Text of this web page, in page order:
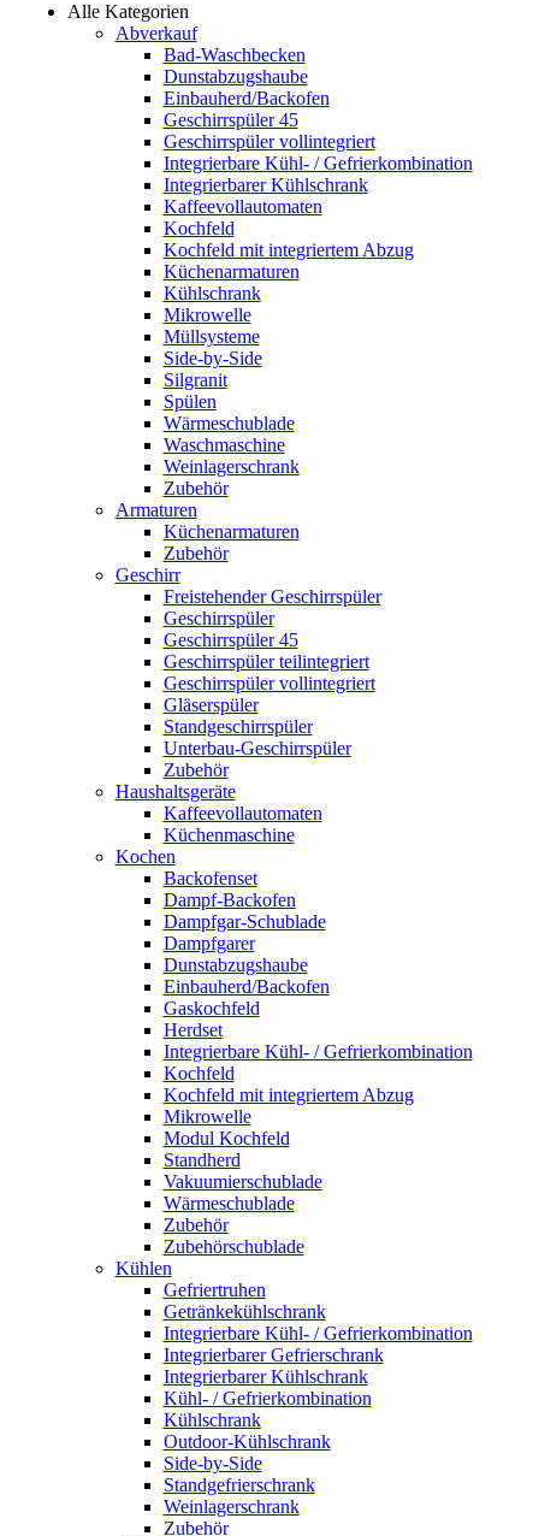
Alle Kategorien
Abverkauf
Bad-Waschbecken
Dunstabzugshaube
Einbauherd/Backofen
Geschirrspüler 45
Geschirrspüler vollintegriert
Integrierbare Kühl- / Gefrierkombination
Integrierbarer Kühlschrank
Kaffeevollautomaten
Kochfeld
Kochfeld mit integriertem Abzug
Küchenarmaturen
Kühlschrank
Mikrowelle
Müllsysteme
Side-by-Side
Silgranit
Spülen
Wärmeschublade
Waschmaschine
Weinlagerschrank
Zubehör
Armaturen
Küchenarmaturen
Zubehör
Geschirr
Freistehender Geschirrspüler
Geschirrspüler
Geschirrspüler 45
Geschirrspüler teilintegriert
Geschirrspüler vollintegriert
Gläserspüler
Standgeschirrspüler
Unterbau-Geschirrspüler
Zubehör
Haushaltsgeräte
Kaffeevollautomaten
Küchenmaschine
Kochen
Backofenset
Dampf-Backofen
Dampfgar-Schublade
Dampfgarer
Dunstabzugshaube
Einbauherd/Backofen
Gaskochfeld
Herdset
Integrierbare Kühl- / Gefrierkombination
Kochfeld
Kochfeld mit integriertem Abzug
Mikrowelle
Modul Kochfeld
Standherd
Vakuumierschublade
Wärmeschublade
Zubehör
Zubehörschublade
Kühlen
Gefriertruhen
Getränkekühlschrank
Integrierbare Kühl- / Gefrierkombination
Integrierbarer Gefrierschrank
Integrierbarer Kühlschrank
Kühl- / Gefrierkombination
Kühlschrank
Outdoor-Kühlschrank
Side-by-Side
Standgefrierschrank
Weinlagerschrank
Zubehör